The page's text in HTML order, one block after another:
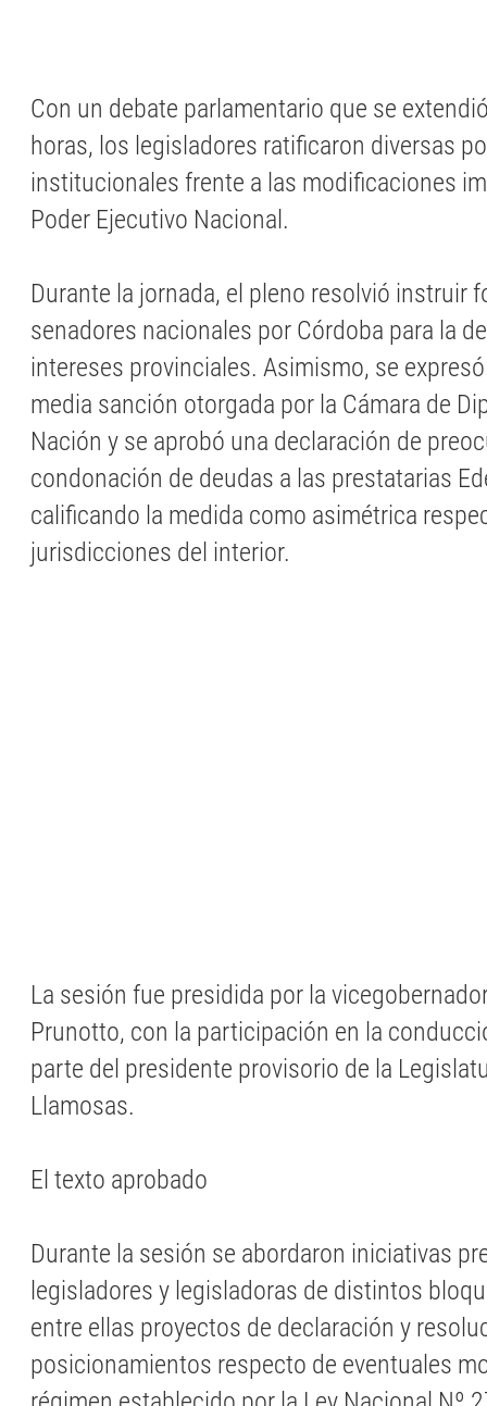
Con un debate parlamentario que se
horas, los legisladores ratificaron diversas
institucionales frente a las modificaciones
Poder Ejecutivo Nacional.
Durante la jornada, el pleno resolvió instruir
senadores nacionales por Córdoba para la
intereses provinciales. Asimismo, se
media sanción otorgada por la Cámara de
Nación y se aprobó una declaración de
condonación de deudas a las prestatarias
calificando la medida como asimétrica
jurisdicciones del interior.
La sesión fue presidida por la
Prunotto, con la participación en la
parte del presidente provisorio de la
Llamosas.
El texto aprobado
Durante la sesión se abordaron iniciativas
legisladores y legisladoras de distintos
entre ellas proyectos de declaración y
posicionamientos respecto de eventuales